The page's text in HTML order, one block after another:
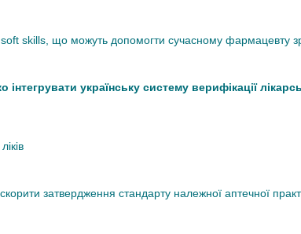
skills, що можуть допомогти сучасному фармацевту
українську систему верифікації
затвердження стандарту належної аптечної